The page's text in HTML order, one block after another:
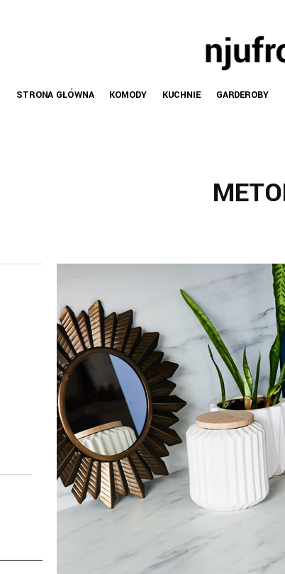
STRONA GŁÓWNA KOMODY KUCHNIE GARDEROBY